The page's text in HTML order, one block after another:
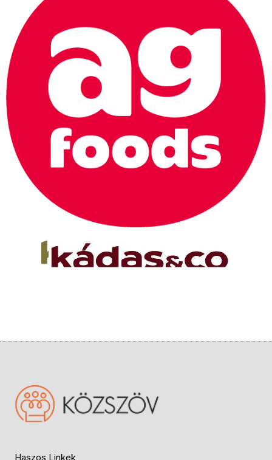
Haszos Linkek